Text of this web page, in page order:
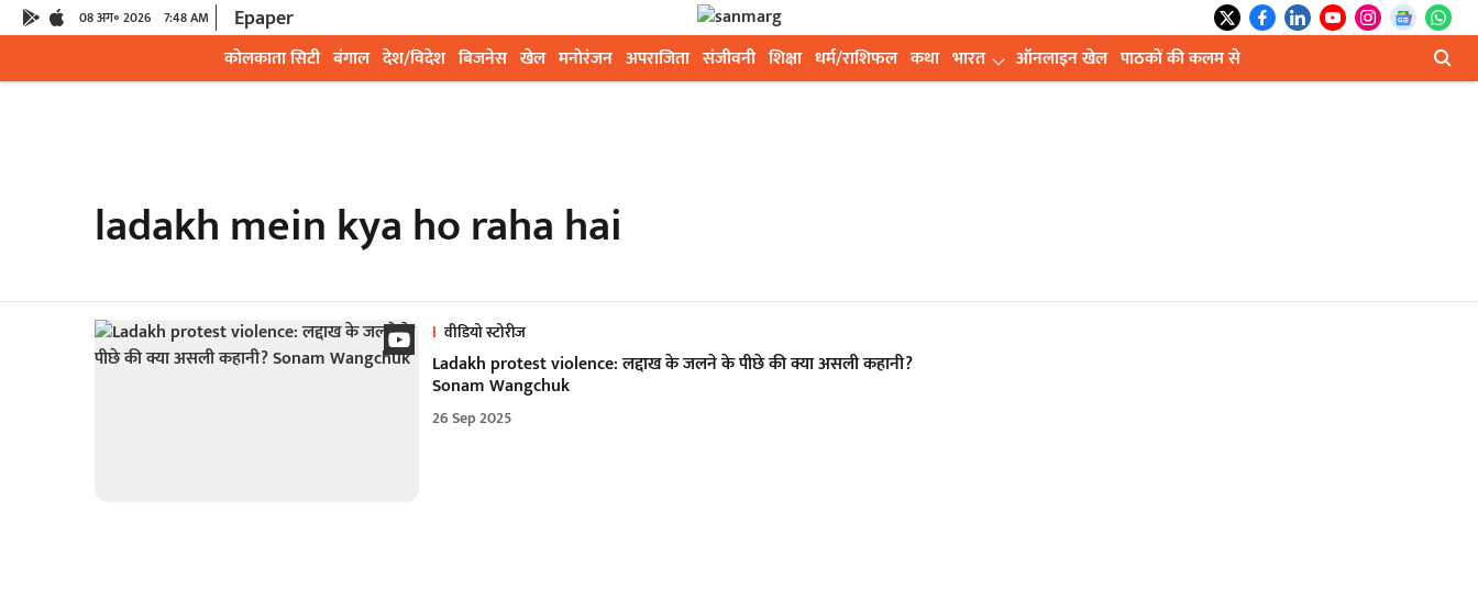
08 अग॰ 2026 7:48 AM Epaper
कोलकाता सिटी बंगाल देश/विदेश बिजनेस खेल मनोरंजन अपराजिता संजीवनी शिक्षा धर्म/राशिफल कथा भारत ऑनलाइन खेल पाठकों की कलम से
ladakh mein kya ho raha hai
वीडियो स्टोरीज
Ladakh protest violence: लद्दाख के जलने के पीछे की क्या असली कहानी?
Sonam Wangchuk
26 Sep 2025